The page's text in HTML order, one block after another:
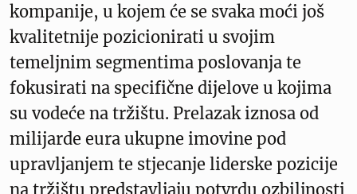
kompanije, u kojem će se svaka moći još
kvalitetnije pozicionirati u svojim
temeljnim segmentima poslovanja te
fokusirati na specifične dijelove u kojima
su vodeće na tržištu. Prelazak iznosa od
milijarde eura ukupne imovine pod
upravljanjem te stjecanje liderske pozicije
na tržištu predstavljaju potvrdu ozbiljnosti